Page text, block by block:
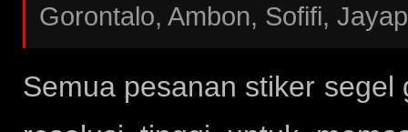
Gorontalo, Ambon, Sofifi,
Semua pesanan stiker